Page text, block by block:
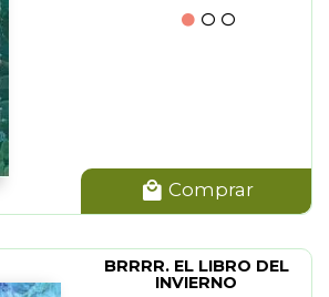
Comprar
BRRRR. EL LIBRO DEL
INVIERNO